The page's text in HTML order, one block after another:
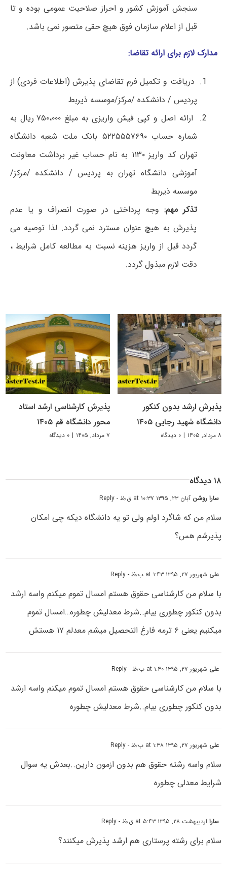
سنجش آموزش کشور و احراز صلاحیت عمومی بوده و تا
قبل از اعلام سازمان فوق هیچ حقی متصور نمی باشد.
مدارک لازم برای ارائه تقاضا:
دریافت و تکمیل فرم تقاضای پذیرش (اطلاعات فردی) از
پردیس / دانشکده /مرکز/موسسه ذیربط
ارائه اصل و کپی فیش واریزی به مبلغ ۷۵۰،۰۰۰ ریال به
شماره حساب ۵۲۲۵۵۵۷۶۹۰ بانک ملت شعبه دانشگاه
تهران کد واریز ۱۱۳۰ به نام حساب غیر برداشت معاونت
آموزشی دانشگاه تهران به پردیس / دانشکده /مرکز/
موسسه ذیربط
تذکر مهم: وجه پرداختی در صورت انصراف و یا عدم
پذیرش به هیچ عنوان مسترد نمی گردد. لذا توصیه می
گردد قبل از واریز هزینه نسبت به مطالعه کامل شرایط ،
دقت لازم مبذول گردد.
پذیرش ارشد بدون کنکور
دانشگاه شهید رجایی ۱۴۰۵
۸ مرداد, ۱۴۰۵ | ۰ دیدگاه
پذیرش کارشناسی ارشد استاد
محور دانشگاه قم ۱۴۰۵
۷ مرداد, ۱۴۰۵ | ۰ دیدگاه
۱۸ دیدگاه
سارا روشن آبان ۲۳, ۱۳۹۵ at ۱۰:۳۷ ق٫ظ - Reply
سلام من که شاگرد اولم ولی تو یه دانشگاه دیکه چی امکان
پذیرشم هس؟
علی شهریور ۲۷, ۱۳۹۵ at ۱:۴۳ ب٫ظ - Reply
با سلام من کارشناسی حقوق هستم امسال تموم میکنم واسه ارشد
بدون کنکور چطوری بیام..شرط معدلیش چطوره…امسال تموم
میکنیم یعنی ۶ ترمه فارغ التحصیل میشم معدلم ۱۷ هستش
علی شهریور ۲۷, ۱۳۹۵ at ۱:۴۰ ب٫ظ - Reply
با سلام من کارشناسی حقوق هستم امسال تموم میکنم واسه ارشد
بدون کنکور چطوری بیام..شرط معدلیش چطوره
علی شهریور ۲۷, ۱۳۹۵ at ۱:۳۸ ب٫ظ - Reply
سلام واسه رشته حقوق هم بدون ازمون دارین..بعدش یه سوال
شرایط معدلی چطوره
سارااردیبهشت ۲۸, ۱۳۹۵ at ۵:۴۳ ق٫ظ - Reply
سلام برای رشته پرستاری هم ارشد پذیرش میکنند؟